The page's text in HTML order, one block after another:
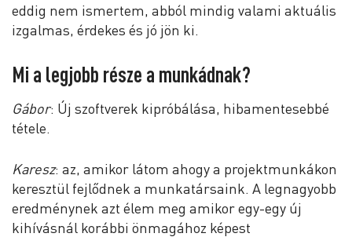
eddig nem ismertem, abból mindig valami aktuális
izgalmas, érdekes és jó jön ki.
Mi a legjobb része a munkádnak?
Gábor: Új szoftverek kipróbálása, hibamentesebbé
tétele.
Karesz: az, amikor látom ahogy a projektmunkákon
keresztül fejlődnek a munkatársaink. A legnagyobb
eredménynek azt élem meg amikor egy-egy új
kihívásnál korábbi önmagához képest